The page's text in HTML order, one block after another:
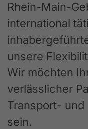
Rhein-Main-
international
unsere
Wir möchten
verlässlicher
Transport-
sein.